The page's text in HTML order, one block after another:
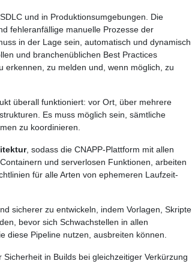
und in Produktionsumgebungen. Die
fehleranfällige manuelle Prozesse der
in der Lage sein, automatisch und dynamisch
und branchenüblichen Best Practices
erkennen, zu melden und, wenn möglich, zu
überall funktioniert: vor Ort, über mehrere
Es muss möglich sein, sämtliche
zu koordinieren.
, sodass die CNAPP-Plattform mit allen
und serverlosen Funktionen, arbeiten
für alle Arten von ephemeren Laufzeit-
sicherer zu entwickeln, indem Vorlagen, Skripte
bevor sich Schwachstellen in allen
diese Pipeline nutzen, ausbreiten können.
in Builds bei gleichzeitiger Verkürzung